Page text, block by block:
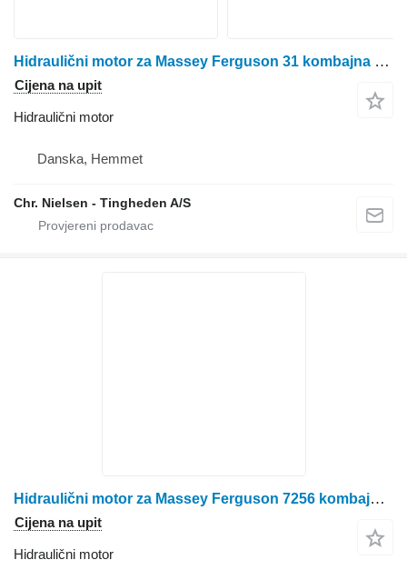
Hidraulični motor za Massey Ferguson 31 kombajna za žito
Cijena na upit
Hidraulični motor
Danska, Hemmet
Chr. Nielsen - Tingheden A/S
Hidraulični motor za Massey Ferguson 7256 kombajna za žito
Cijena na upit
Hidraulični motor